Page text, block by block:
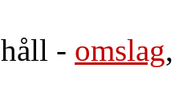
- omslag